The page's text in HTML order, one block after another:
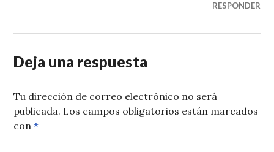
RESPONDER
Deja una respuesta
Tu dirección de correo electrónico no será
publicada. Los campos obligatorios están marcados
con*